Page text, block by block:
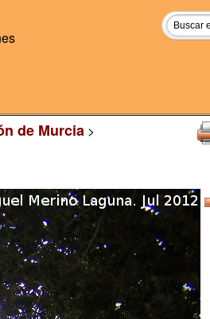
de Murcia >